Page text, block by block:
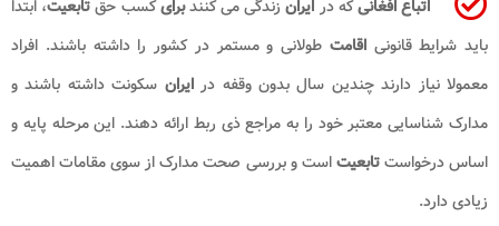
اتباع افغانیکه در ایران زندگی می کنندبرایکسب حقتابعیت، ابتدا
باید شرایط قانونیاقامت طولانی و مستمر در کشور را داشته باشند. افراد
معمولا نیاز دارند چندین سال بدون وقفه درایران سکونت داشته باشند و
مدارک شناسایی معتبر خود را به مراجع ذی ربط ارائه دهند. این مرحله پایه و
اساس درخواستتابعیتاست و بررسی صحت مدارک از سوی مقامات اهمیت
زیادی دارد.